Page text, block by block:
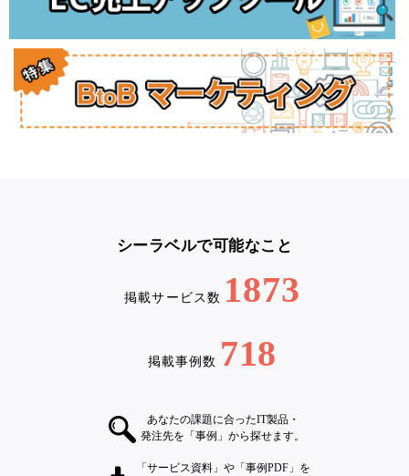
シーラベルで可能なこと
掲載サービス数 1873
掲載事例数 718
あなたの課題に合ったIT製品・
発注先を「事例」から探せます。
「サービス資料」や「事例PDF」を